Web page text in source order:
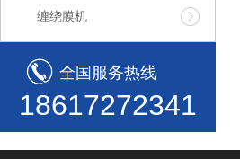
缠绕膜机
全国服务热线
18617272341